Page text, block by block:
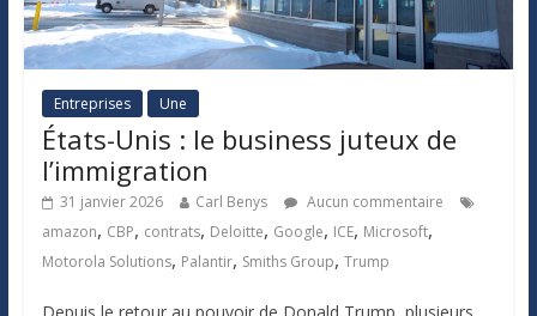
Entreprises Une
États-Unis : le business juteux de
l’immigration
31 janvier 2026 Carl Benys
Aucun commentaire
amazon, CBP, contrats, Deloitte, Google, ICE, Microsoft,
Motorola Solutions, Palantir, Smiths Group, Trump